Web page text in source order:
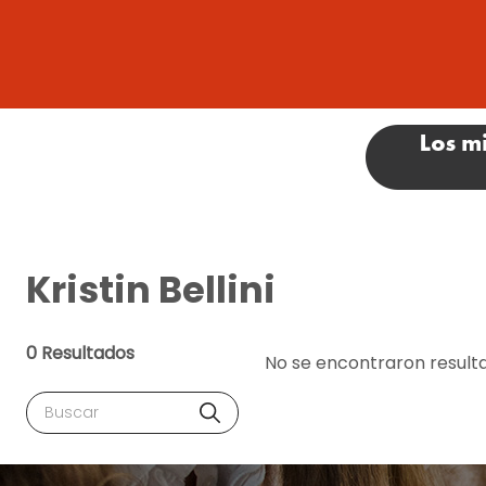
Kristin Bellini
0 Resultados
Buscar
No se encontraron